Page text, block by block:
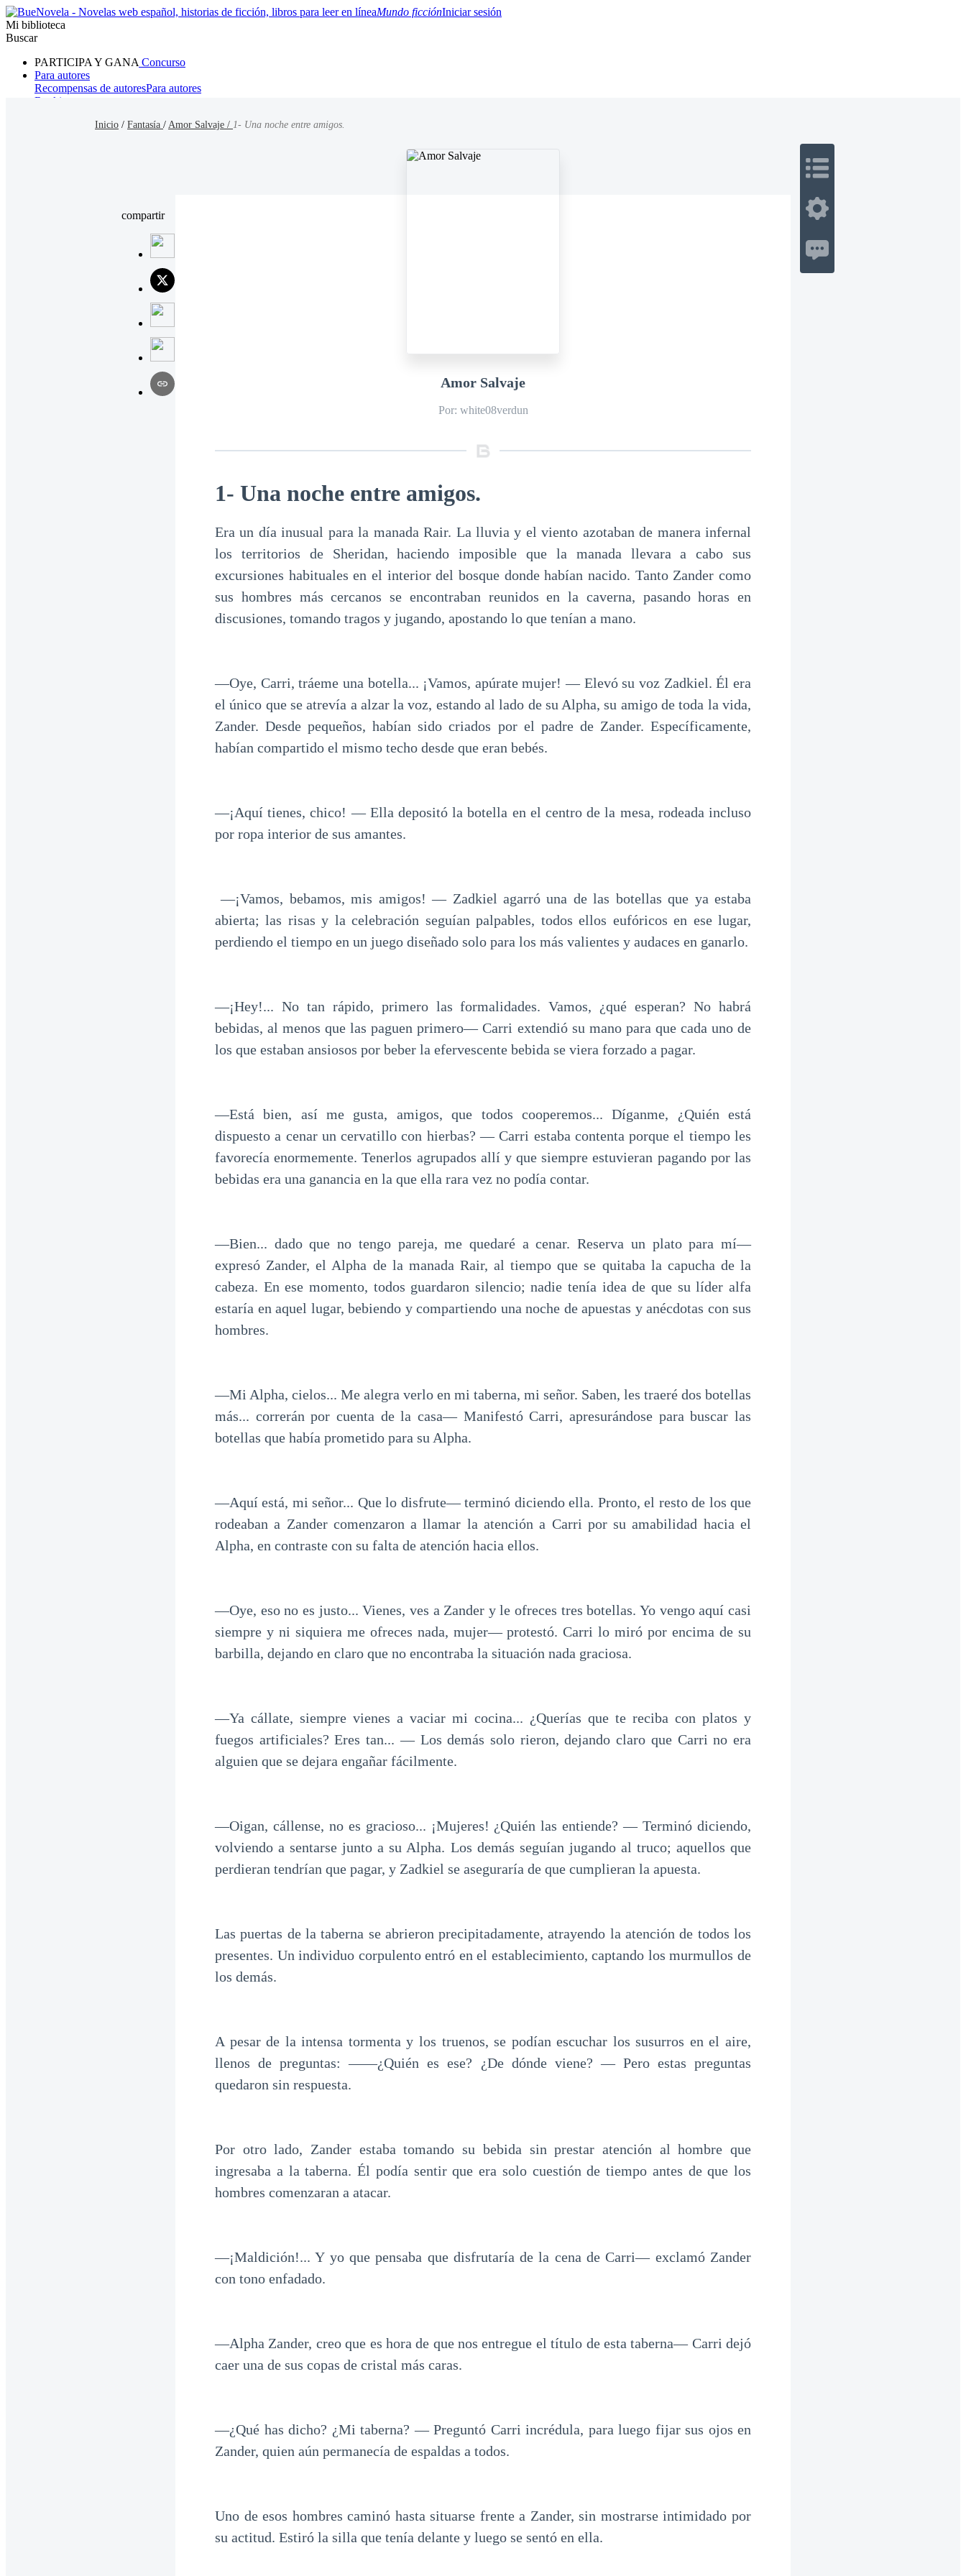
Mundo ficciónIniciar sesión
Mi biblioteca
Buscar
PARTICIPA Y GANA Concurso
Para autores
Recompensas de autoresPara autores
Ranking
ParanormalMisterio/Thriller
Inicio / Fantasía / Amor Salvaje / 1- Una noche entre amigos.
compartir
Amor Salvaje
Por: white08verdun
1- Una noche entre amigos.
Era un día inusual para la manada Rair. La lluvia y el viento azotaban de manera infernal
los territorios de Sheridan, haciendo imposible que la manada llevara a cabo sus
excursiones habituales en el interior del bosque donde habían nacido. Tanto Zander como
sus hombres más cercanos se encontraban reunidos en la caverna, pasando horas en
discusiones, tomando tragos y jugando, apostando lo que tenían a mano.
—Oye, Carri, tráeme una botella... ¡Vamos, apúrate mujer! — Elevó su voz Zadkiel. Él era
el único que se atrevía a alzar la voz, estando al lado de su Alpha, su amigo de toda la vida,
Zander. Desde pequeños, habían sido criados por el padre de Zander. Específicamente,
habían compartido el mismo techo desde que eran bebés.
—¡Aquí tienes, chico! — Ella depositó la botella en el centro de la mesa, rodeada incluso
por ropa interior de sus amantes.
—¡Vamos, bebamos, mis amigos! — Zadkiel agarró una de las botellas que ya estaba
abierta; las risas y la celebración seguían palpables, todos ellos eufóricos en ese lugar,
perdiendo el tiempo en un juego diseñado solo para los más valientes y audaces en ganarlo.
—¡Hey!... No tan rápido, primero las formalidades. Vamos, ¿qué esperan? No habrá
bebidas, al menos que las paguen primero— Carri extendió su mano para que cada uno de
los que estaban ansiosos por beber la efervescente bebida se viera forzado a pagar.
—Está bien, así me gusta, amigos, que todos cooperemos... Díganme, ¿Quién está
dispuesto a cenar un cervatillo con hierbas? — Carri estaba contenta porque el tiempo les
favorecía enormemente. Tenerlos agrupados allí y que siempre estuvieran pagando por las
bebidas era una ganancia en la que ella rara vez no podía contar.
—Bien... dado que no tengo pareja, me quedaré a cenar. Reserva un plato para mí—
expresó Zander, el Alpha de la manada Rair, al tiempo que se quitaba la capucha de la
cabeza. En ese momento, todos guardaron silencio; nadie tenía idea de que su líder alfa
estaría en aquel lugar, bebiendo y compartiendo una noche de apuestas y anécdotas con sus
hombres.
—Mi Alpha, cielos... Me alegra verlo en mi taberna, mi señor. Saben, les traeré dos botellas
más... correrán por cuenta de la casa— Manifestó Carri, apresurándose para buscar las
botellas que había prometido para su Alpha.
—Aquí está, mi señor... Que lo disfrute— terminó diciendo ella. Pronto, el resto de los que
rodeaban a Zander comenzaron a llamar la atención a Carri por su amabilidad hacia el
Alpha, en contraste con su falta de atención hacia ellos.
—Oye, eso no es justo... Vienes, ves a Zander y le ofreces tres botellas. Yo vengo aquí casi
siempre y ni siquiera me ofreces nada, mujer— protestó. Carri lo miró por encima de su
barbilla, dejando en claro que no encontraba la situación nada graciosa.
—Ya cállate, siempre vienes a vaciar mi cocina... ¿Querías que te reciba con platos y
fuegos artificiales? Eres tan... — Los demás solo rieron, dejando claro que Carri no era
alguien que se dejara engañar fácilmente.
—Oigan, cállense, no es gracioso... ¡Mujeres! ¿Quién las entiende? — Terminó diciendo,
volviendo a sentarse junto a su Alpha. Los demás seguían jugando al truco; aquellos que
perdieran tendrían que pagar, y Zadkiel se aseguraría de que cumplieran la apuesta.
Las puertas de la taberna se abrieron precipitadamente, atrayendo la atención de todos los
presentes. Un individuo corpulento entró en el establecimiento, captando los murmullos de
los demás.
A pesar de la intensa tormenta y los truenos, se podían escuchar los susurros en el aire,
llenos de preguntas: ——¿Quién es ese? ¿De dónde viene? — Pero estas preguntas
quedaron sin respuesta.
Por otro lado, Zander estaba tomando su bebida sin prestar atención al hombre que
ingresaba a la taberna. Él podía sentir que era solo cuestión de tiempo antes de que los
hombres comenzaran a atacar.
—¡Maldición!... Y yo que pensaba que disfrutaría de la cena de Carri— exclamó Zander
con tono enfadado.
—Alpha Zander, creo que es hora de que nos entregue el título de esta taberna— Carri dejó
caer una de sus copas de cristal más caras.
—¿Qué has dicho? ¿Mi taberna? — Preguntó Carri incrédula, para luego fijar sus ojos en
Zander, quien aún permanecía de espaldas a todos.
Uno de esos hombres caminó hasta situarse frente a Zander, sin mostrarse intimidado por
su actitud. Estiró la silla que tenía delante y luego se sentó en ella.